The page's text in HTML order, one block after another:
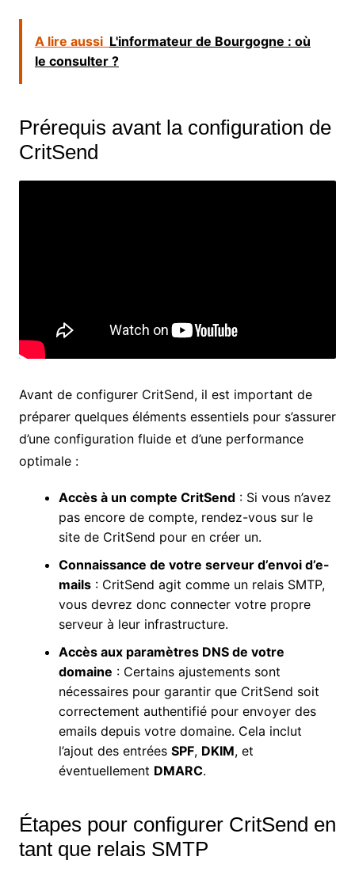
A lire aussi L'informateur de Bourgogne : où
le consulter ?
Prérequis avant la configuration de
CritSend
Avant de configurer CritSend, il est important de
préparer quelques éléments essentiels pour s’assurer
d’une configuration fluide et d’une performance
optimale :
Accès à un compte CritSend: Si vous n’avez
pas encore de compte, rendez-vous sur le
site de CritSend pour en créer un.
Connaissance de votre serveur d’envoi d’e-
mails: CritSend agit comme un relais SMTP,
vous devrez donc connecter votre propre
serveur à leur infrastructure.
Accès aux paramètres DNS de votre
domaine : Certains ajustements sont
nécessaires pour garantir que CritSend soit
correctement authentifié pour envoyer des
emails depuis votre domaine. Cela inclut
l’ajout des entrées SPF, DKIM, et
éventuellement DMARC.
Étapes pour configurer CritSend en
tant que relais SMTP